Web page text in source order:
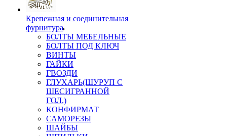
Крепежная и соединительная
фурнитура
БОЛТЫ МЕБЕЛЬНЫЕ
БОЛТЫ ПОД КЛЮЧ
ВИНТЫ
ГАЙКИ
ГВОЗДИ
ГЛУХАРЬ(ШУРУП С
ШЕСИГРАННОЙ
ГОЛ.)
КОНФИРМАТ
САМОРЕЗЫ
ШАЙБЫ